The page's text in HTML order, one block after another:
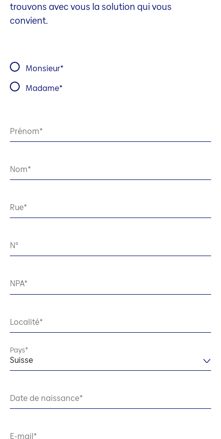
trouvons avec vous la solution qui vous
convient.
Monsieur
Madame
Prénom
Nom
Rue
N°
NPA
Localité
Pays
Suisse
Date de naissance
E-mail